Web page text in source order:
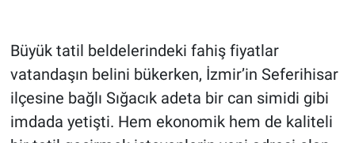
Büyük tatil beldelerindeki fahiş fiyatlar
vatandaşın belini bükerken, İzmir’in Seferihisar
ilçesine bağlı Sığacık adeta bir can simidi gibi
imdada yetişti. Hem ekonomik hem de kaliteli